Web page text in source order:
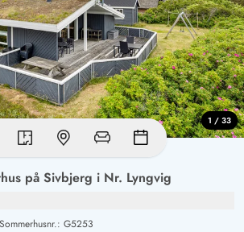
på Sivbjerg i Nr. Lyngvig
Sommerhusnr.: G5253
1 / 33